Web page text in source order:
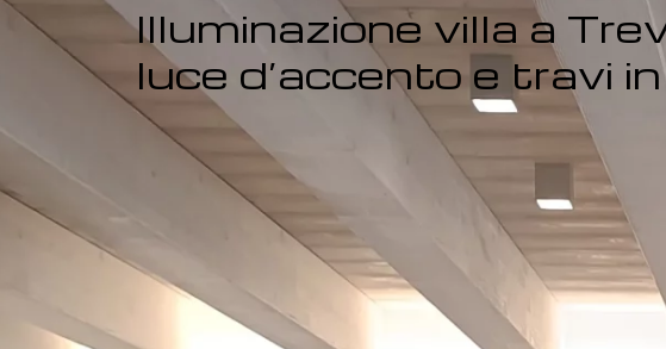
Illuminazione villa a
luce d’accento e travi